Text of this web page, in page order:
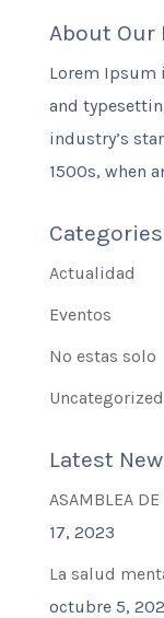
About Our
Lorem
and
industry’s
1500s, when
Categories
Actualidad
Eventos
No estas solo
Uncategorized
Latest
ASAMBLEA
17, 2023
La salud
octubre 5,